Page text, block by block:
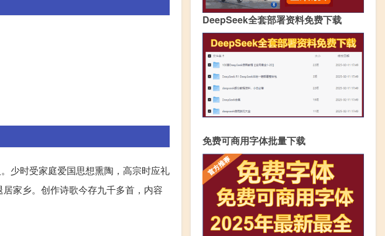
少时受家庭爱国思想熏陶，高宗时应礼
家乡。创作诗歌今存九千多首，内容
DeepSeek全套部署资料免费下载
免费可商用字体批量下载